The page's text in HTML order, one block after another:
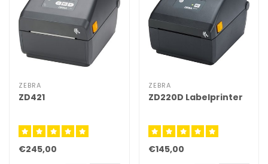
ZEBRA
ZD421
€245,00
ZEBRA
ZD220D Labelprinter
€145,00